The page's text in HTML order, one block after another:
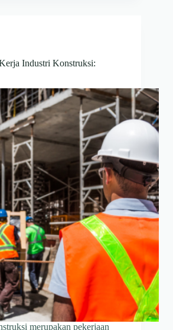
Industri Konstruksi:
merupakan pekerjaan